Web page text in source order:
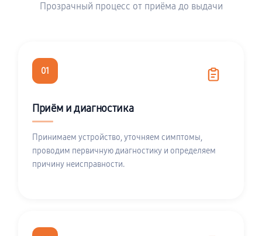
Прозрачный процесс от приёма до выдачи
01
Приём и диагностика
Принимаем устройство, уточняем симптомы,
проводим первичную диагностику и определяем
причину неисправности.